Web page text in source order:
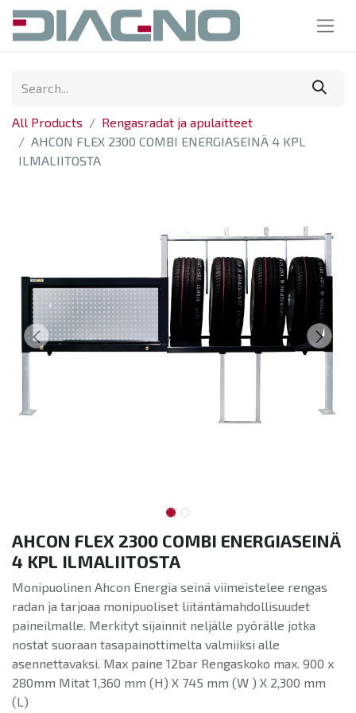
All Products
Rengasradat ja apulaitteet
AHCON FLEX 2300 COMBI ENERGIASEINÄ 4 KPL
ILMALIITOSTA
AHCON FLEX 2300 COMBI ENERGIASEINÄ
4 KPL ILMALIITOSTA
Monipuolinen Ahcon Energia seinä viimeistelee rengas
radan ja tarjoaa monipuoliset liitäntämahdollisuudet
paineilmalle. Merkityt sijainnit neljälle pyörälle jotka
nostat suoraan tasapainottimelta valmiiksi alle
asennettavaksi. Max paine 12bar Rengaskoko max. 900 x
280mm Mitat 1,360 mm (H) X 745 mm (W ) X 2,300 mm
(L)